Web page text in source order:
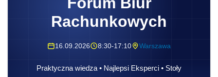
Rachunkowych
16.09.2026 8:30-17:10 Warszawa
Praktyczna wiedza • Najlepsi Eksperci • Stoły